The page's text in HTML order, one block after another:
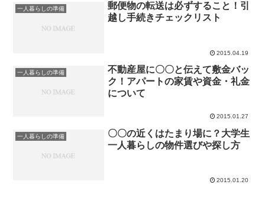
一人暮らしの準備
郵便物の転送は必ずすること！引
越し手続きチェックリスト
2015.04.19
一人暮らしの準備
不動産屋に〇〇と伝えて敷金バッ
ク！アパートの家賃や資金・礼金
について
2015.01.27
一人暮らしの準備
〇〇の近くはたまり場に？大学生
一人暮らしの物件選びや探し方
2015.01.20